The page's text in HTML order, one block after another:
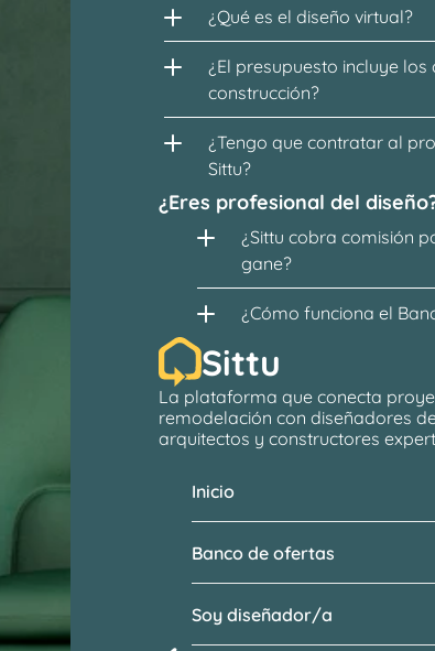
¿Qué es el diseño virtual?
¿El presupuesto incluye los
construcción?
¿Tengo que contratar al
Sittu?
¿Eres profesional del
¿Sittu cobra comisión
gane?
¿Cómo funciona el
Sittu
La plataforma que conecta
remodelación con diseñadores
arquitectos y constructores
Banco de ofertas
Soy diseñador/a
Inicio